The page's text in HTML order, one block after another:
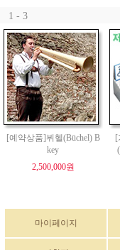
1 - 3
[예약상품]뷔헬(Büchel) B
key
2,500,000원
마이페이지